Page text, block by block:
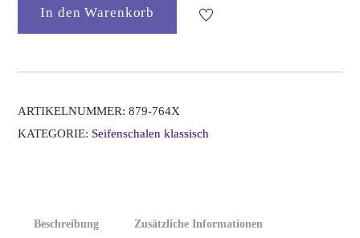
mit
3
879,
Dekor
In den Warenkorb
ARTIKELNUMMER:879-764X
KATEGORIE: Seifenschalen klassisch
Beschreibung Zusätzliche Informationen